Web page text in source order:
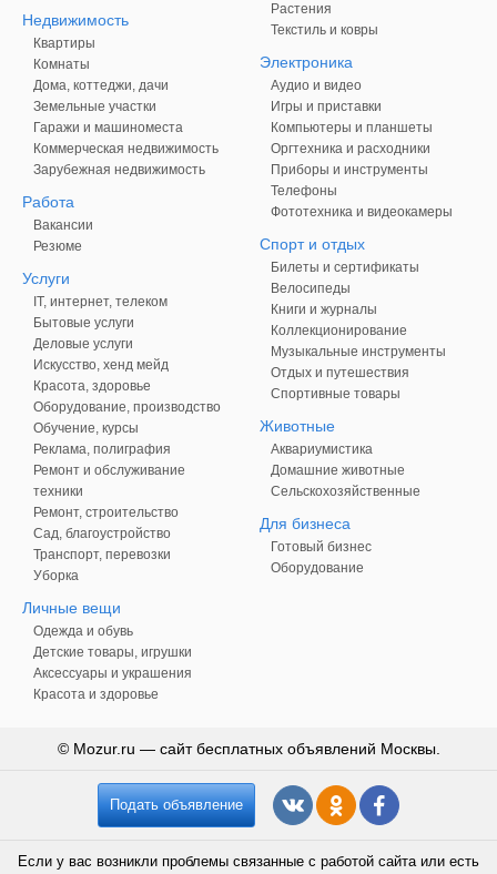
Недвижимость
Квартиры
Комнаты
Дома, коттеджи, дачи
Земельные участки
Гаражи и машиноместа
Коммерческая недвижимость
Зарубежная недвижимость
Работа
Вакансии
Резюме
Услуги
IT, интернет, телеком
Бытовые услуги
Деловые услуги
Искусство, хенд мейд
Красота, здоровье
Оборудование, производство
Обучение, курсы
Реклама, полиграфия
Ремонт и обслуживание
техники
Ремонт, строительство
Сад, благоустройство
Транспорт, перевозки
Уборка
Личные вещи
Одежда и обувь
Детские товары, игрушки
Аксессуары и украшения
Красота и здоровье
Растения
Текстиль и ковры
Электроника
Аудио и видео
Игры и приставки
Компьютеры и планшеты
Оргтехника и расходники
Приборы и инструменты
Телефоны
Фототехника и видеокамеры
Спорт и отдых
Билеты и сертификаты
Велосипеды
Книги и журналы
Коллекционирование
Музыкальные инструменты
Отдых и путешествия
Спортивные товары
Животные
Аквариумистика
Домашние животные
Сельскохозяйственные
Для бизнеса
Готовый бизнес
Оборудование
© Mozur.ru — сайт бесплатных объявлений Москвы.
Подать объявление
Если у вас возникли проблемы связанные с работой сайта или есть